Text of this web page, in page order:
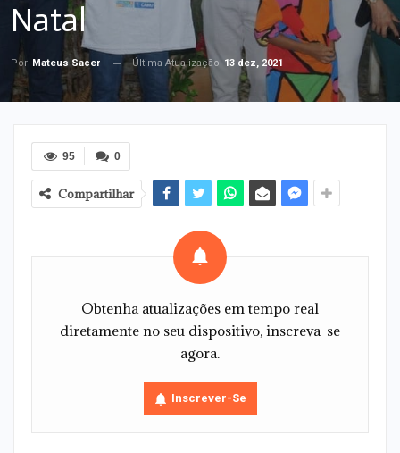
Natal
Por Mateus Sacer Última Atualização 13 dez, 2021
0
95
Compartilhar
Obtenha atualizações em tempo real
diretamente no seu dispositivo, inscreva-se
agora.
Inscrever-Se